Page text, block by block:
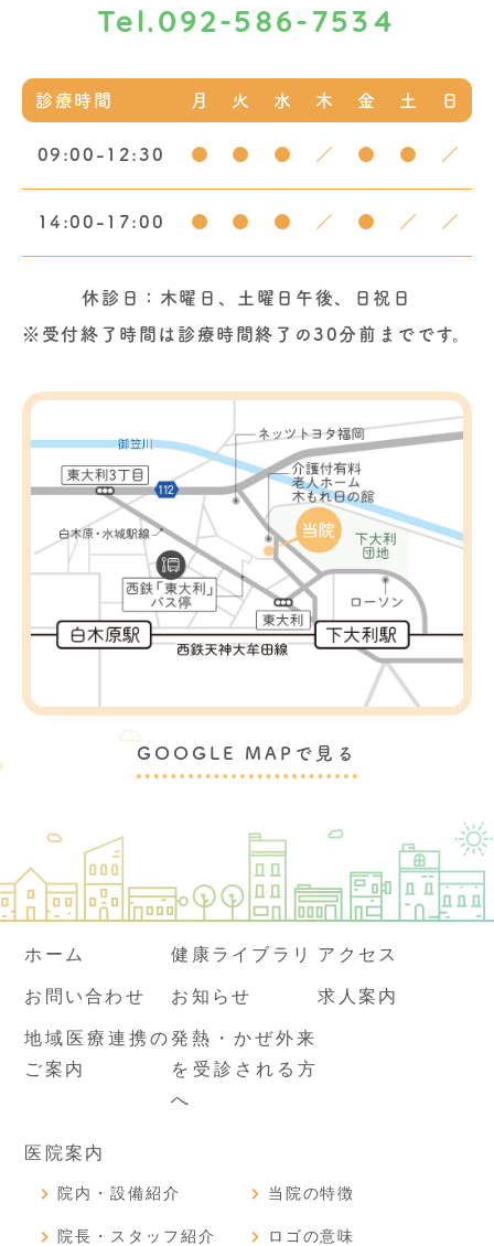
Tel. 092-586-7534
診療時間 月 火 水 木 金 土 日
09:00-12:30 ● ● ● ／ ● ● ／
14:00-17:00 ● ● ● ／ ● ／ ／
休診日：木曜日、土曜日午後、日祝日
※受付終了時間は診療時間終了の30分前までです。
GOOGLE MAPで見る
ホーム 健康ライブラリ アクセス
お問い合わせ お知らせ 求人案内
地域医療連携の
ご案内
発熱・かぜ外来
を受診される方
へ
医院案内
院内・設備紹介 当院の特徴
院長・スタッフ紹介 ロゴの意味